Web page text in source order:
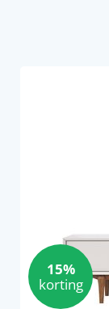
15%
korting